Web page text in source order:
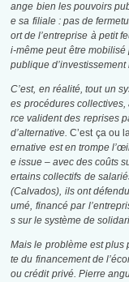
ange bien les pouvoirs
e sa filiale : pas de
ort de l’entreprise à petit
i-même peut être
publique
C’est, en réalité, tout un
es procédures
rce valident des reprises
d’alternative.C’est ça ou
ernative est en trompe
e issue – avec des coûts
ertains collectifs de
(Calvados), ils ont
umé, financé par
s sur le système de
Mais le problème est plus
te du financement de
ou crédit privé. Pierre